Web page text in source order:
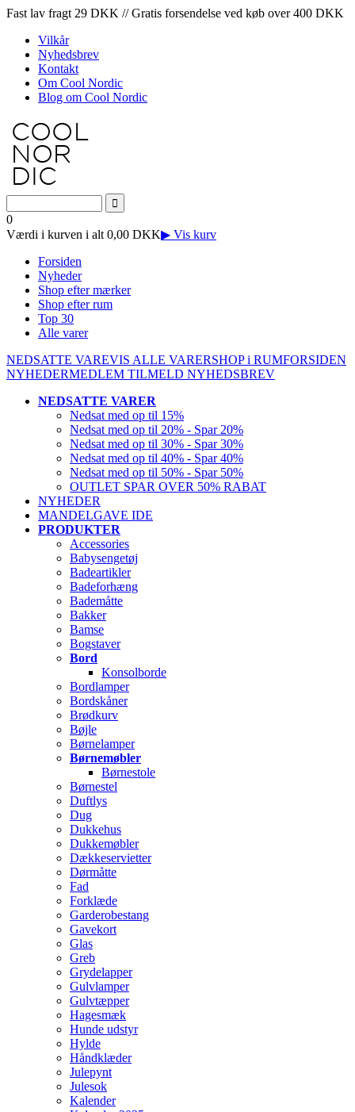
Fast lav fragt 29 DKK // Gratis forsendelse ved køb over 400 DKK
Vilkår
Nyhedsbrev
Kontakt
Om Cool Nordic
Blog om Cool Nordic
0
Værdi i kurven i alt 0,00 DKK▶ Vis kurv
Forsiden
Nyheder
Shop efter mærker
Shop efter rum
Top 30
Alle varer
NEDSATTE VAREVIS ALLE VARERSHOP i RUMFORSIDEN
NYHEDERMEDLEM TILMELD NYHEDSBREV
NEDSATTE VARER
Nedsat med op til 15%
Nedsat med op til 20% - Spar 20%
Nedsat med op til 30% - Spar 30%
Nedsat med op til 40% - Spar 40%
Nedsat med op til 50% - Spar 50%
OUTLET SPAR OVER 50% RABAT
NYHEDER
MANDELGAVE IDE
PRODUKTER
Accessories
Babysengetøj
Badeartikler
Badeforhæng
Bademåtte
Bakker
Bamse
Bogstaver
Bord
Konsolborde
Bordlamper
Bordskåner
Brødkurv
Bøjle
Børnelamper
Børnemøbler
Børnestole
Børnestel
Duftlys
Dug
Dukkehus
Dukkemøbler
Dækkeservietter
Dørmåtte
Fad
Forklæde
Garderobestang
Gavekort
Glas
Greb
Grydelapper
Gulvlamper
Gulvtæpper
Hagesmæk
Hunde udstyr
Hylde
Håndklæder
Julepynt
Julesok
Kalender